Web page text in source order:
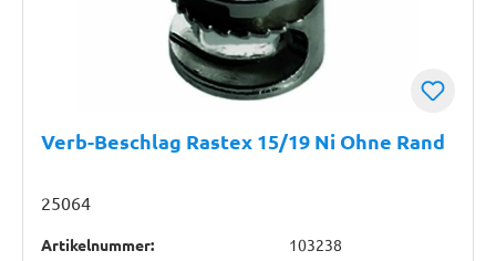
Verb-Beschlag Rastex 15/19 Ni Ohne Rand
25064
Artikelnummer: 103238